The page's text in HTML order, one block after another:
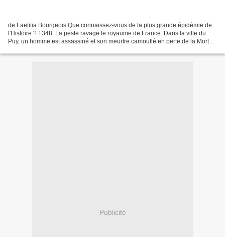
de Laetitia Bourgeois Que connaissez-vous de la plus grande épidémie de
l'Histoire ? 1348. La peste ravage le royaume de France. Dans la ville du
Puy, un homme est assassiné et son meurtre camouflé en perte de la Mort
Publicité